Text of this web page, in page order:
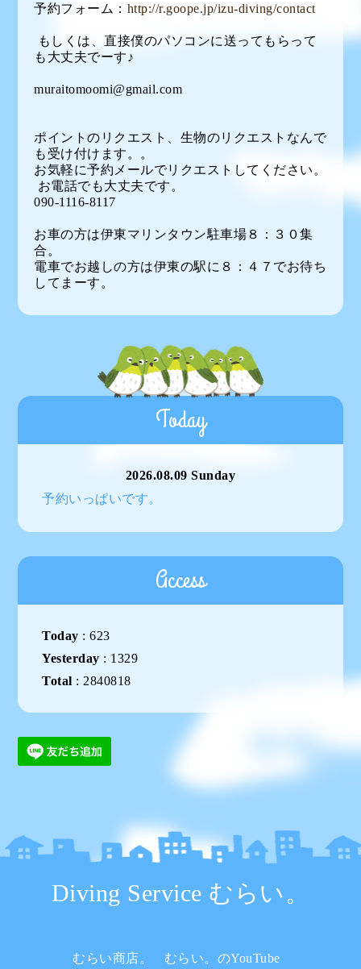
予約フォーム： http://r.goope.jp/izu-diving/contact
もしくは、直接僕のパソコンに送ってもらって
も大丈夫でーす♪
muraitomoomi@gmail.com
ポイントのリクエスト、生物のリクエストなんで
も受け付けます。。
お気軽に予約メールでリクエストしてください。
お電話でも大丈夫です。
090-1116-8117
お車の方は伊東マリンタウン駐車場８：３０集
合。
電車でお越しの方は伊東の駅に８：４７でお待ち
してまーす。
Today
2026.08.09 Sunday
予約いっぱいです。
Access
Today :623
Yesterday : 1329
Total : 2840818
Diving Service むらい。
むらい商店。 むらい。のYouTube